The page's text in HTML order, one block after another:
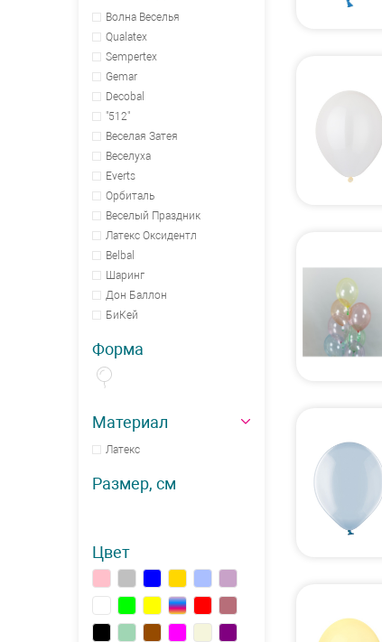
Волна Веселья
Qualatex
Sempertex
Gemar
Decobal
"512"
Веселая Затея
Веселуха
Everts
Орбиталь
Веселый Праздник
Латекс Оксидентл
Belbal
Шаринг
Дон Баллон
БиКей
Форма
Материал
Латекс
Размер, см
Цвет